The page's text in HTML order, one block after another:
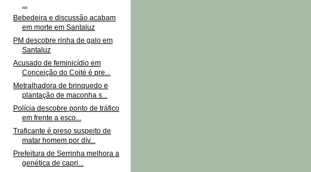
Bebedeira e discussão acabam
em morte em Santaluz
PM descobre rinha de galo em
Santaluz
Acusado de feminicídio em
Conceição do Coité é pre...
Metralhadora de brinquedo e
plantação de maconha s...
Polícia descobre ponto de tráfico
em frente a esco...
Traficante é preso suspeito de
matar homem por dív...
Prefeitura de Serrinha melhora a
genética de capri...